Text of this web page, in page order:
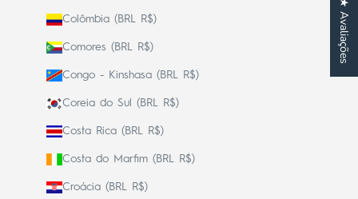
Colômbia (BRL R$)
Comores (BRL R$)
Congo - Kinshasa (BRL R$)
Coreia do Sul (BRL R$)
Costa Rica (BRL R$)
Costa do Marfim (BRL R$)
Croácia (BRL R$)
★ Avaliações